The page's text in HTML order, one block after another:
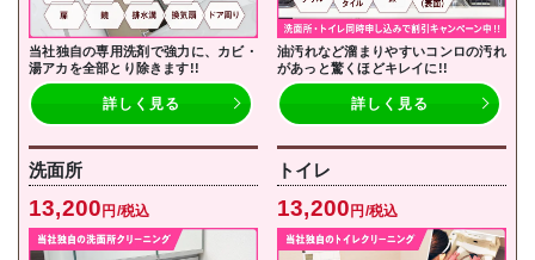
当社独自の専用洗剤で強力に、カビ・
湯アカを全部とり除きます!!
詳しく見る
油汚れなど溜まりやすいコンロの汚れ
があっと驚くほどキレイに!!
詳しく見る
洗面所
13,200円/税込
トイレ
13,200円/税込